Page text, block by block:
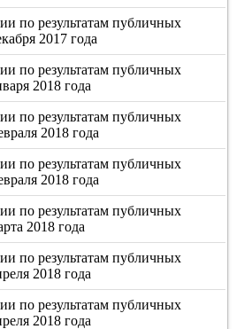
по результатам публичных
2017 года
по результатам публичных
2018 года
по результатам публичных
2018 года
по результатам публичных
2018 года
по результатам публичных
2018 года
по результатам публичных
2018 года
по результатам публичных
2018 года